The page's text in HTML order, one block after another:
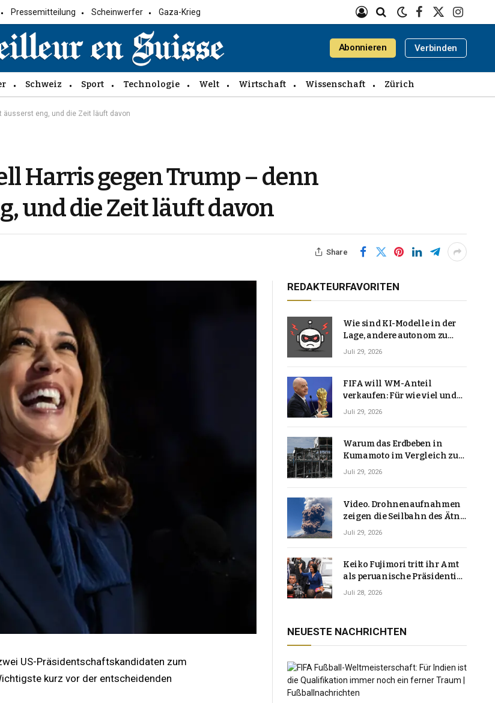
Pressemitteilung Scheinwerfer Gaza-Krieg
Facebook
X
Abonnieren Verbinden
Schweiz Sport Technologie Welt Wirtschaft Wissenschaft Zürich
äusserst eng, und die Zeit läuft davon
Harris gegen Trump – denn
und die Zeit läuft davon
Share
US-Präsidentschaftskandidaten zum
kurz vor der entscheidenden
REDAKTEURFAVORITEN
Wie sind KI-Modelle in der
Lage, andere autonom zu
hacken? | Technologie-News
Juli 29, 2026
FIFA will WM-Anteil
verkaufen: Für wie viel und
warum macht Gianni
Juli 29, 2026
Warum das Erdbeben in
Kumamoto im Vergleich zu
den meisten Erdbeben, die
Juli 29, 2026
Video. Drohnenaufnahmen
zeigen die Seilbahn des Ätna
über einer Vulkanlandschaft
Juli 29, 2026
Keiko Fujimori tritt ihr Amt
als peruanische Präsidentin
an und verspricht, das
Juli 28, 2026
NEUESTE NACHRICHTEN